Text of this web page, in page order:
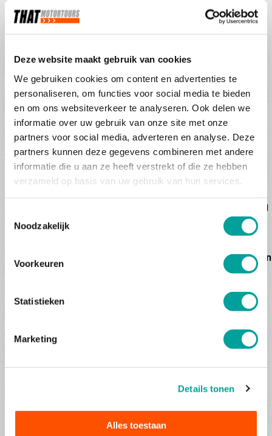
Deze website maakt gebruik van cookies
We gebruiken cookies om content en advertenties te
personaliseren, om functies voor social media te bieden
en om ons websiteverkeer te analyseren. Ook delen we
informatie over uw gebruik van onze site met onze
partners voor social media, adverteren en analyse. Deze
partners kunnen deze gegevens combineren met andere
informatie die u aan ze heeft verstrekt of die ze hebben
verzameld op basis van uw gebruik van hun services.
Noodzakelijk
Voorkeuren
Statistieken
Marketing
Details tonen
Alles toestaan
Foto
Max. bestandsgrootte: 6 MB.
Privacy *
Ik ga ermee akkoord dat de door mij ingevulde
naam en review op de website van THAT wordt
van toepassing
MarketingIk geef toestemming om mijn review te gebruiken
voor marketing doeleinden, zoals berichten op